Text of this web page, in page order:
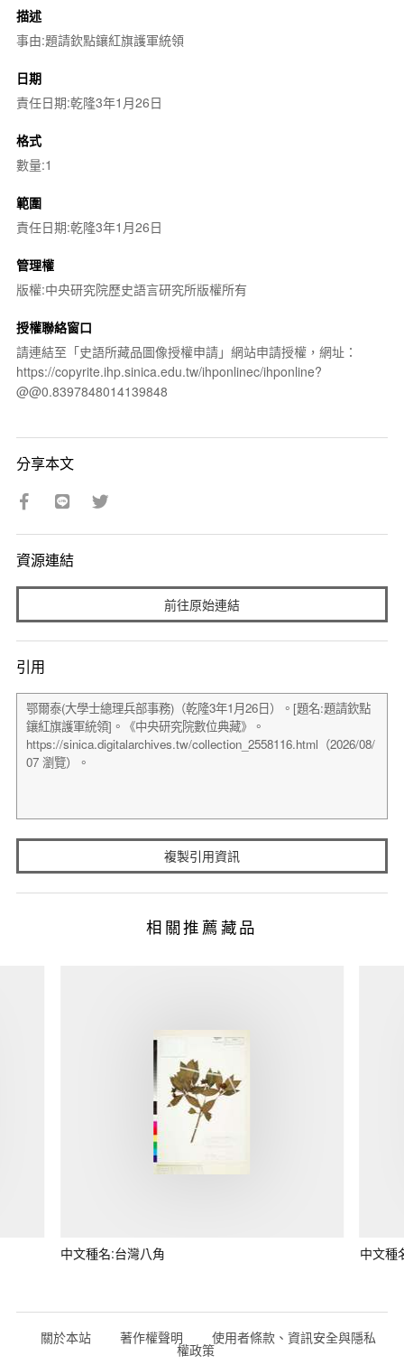
描述
事由:題請欽點鑲紅旗護軍統領
日期
責任日期:乾隆3年1月26日
格式
數量:1
範圍
責任日期:乾隆3年1月26日
管理權
版權:中央研究院歷史語言研究所版權所有
授權聯絡窗口
請連結至「史語所藏品圖像授權申請」網站申請授權，網址：
https://copyrite.ihp.sinica.edu.tw/ihponlinec/ihponline?
@@0.8397848014139848
分享本文
資源連結
前往原始連結
引用
複製引用資訊
相關推薦藏品
中文種名:台灣八角 中文種
關於本站 著作權聲明 使用者條款、資訊安全與隱私
權政策